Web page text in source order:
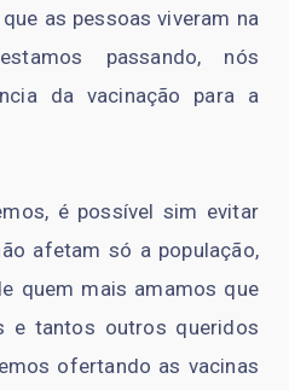
as pessoas viveram na
passando, nós
da vacinação para a
é possível sim evitar
afetam só a população,
quem mais amamos que
e tantos outros queridos
ofertando as vacinas